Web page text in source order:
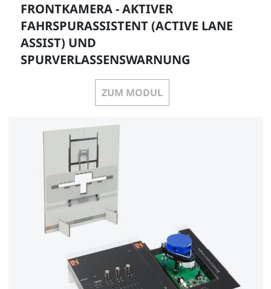
FRONTKAMERA - AKTIVER
FAHRSPURASSISTENT (ACTIVE LANE
ASSIST) UND
SPURVERLASSENSWARNUNG
ZUM MODUL